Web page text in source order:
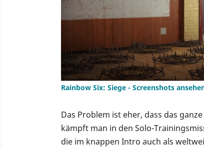
Rainbow Six: Siege - Screenshots
Das Problem ist eher, dass das
kämpft man in den Solo-
die im knappen Intro auch als